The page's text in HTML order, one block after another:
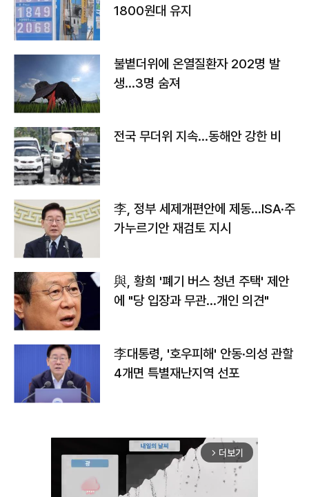
1800원대 유지
불볕더위에 온열질환자 202명 발
생…3명 숨져
전국 무더위 지속…동해안 강한 비
李, 정부 세제개편안에 제동…ISA·주
가누르기안 재검토 지시
與, 황희 '폐기 버스 청년 주택' 제안
에 "당 입장과 무관…개인 의견"
李대통령, '호우피해' 안동·의성 관할
4개면 특별재난지역 선포
arrow_forward_ios 더보기